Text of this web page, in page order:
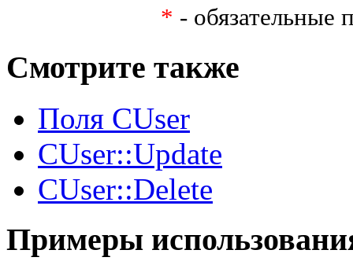
* - обязательные
Смотрите также
Поля CUser
CUser::Update
CUser::Delete
Примеры